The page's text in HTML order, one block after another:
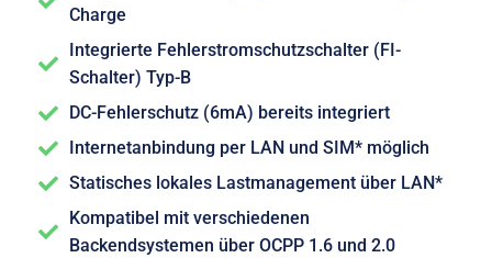
Charge
Integrierte Fehlerstromschutzschalter (FI-
Schalter) Typ-B
DC-Fehlerschutz (6mA) bereits integriert
Internetanbindung per LAN und SIM* möglich
Statisches lokales Lastmanagement über LAN*
Kompatibel mit verschiedenen
Backendsystemen über OCPP 1.6 und 2.0